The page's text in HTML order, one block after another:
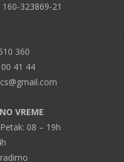
323869-21
360
41 44
VREME
08 – 19h